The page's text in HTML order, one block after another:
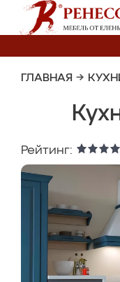
ГЛАВНАЯ →
Рейтинг: